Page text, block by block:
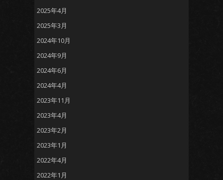
2025年4月
2025年3月
2024年10月
2024年9月
2024年6月
2024年4月
2023年11月
2023年4月
2023年2月
2023年1月
2022年4月
2022年1月